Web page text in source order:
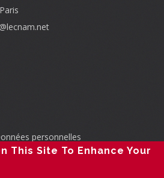
personnelles
This Site To Enhance Your